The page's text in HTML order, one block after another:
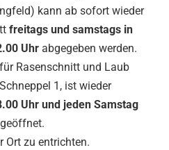
kann ab sofort wieder
freitags und samstags in
Uhr abgegeben werden.
Rasenschnitt und Laub
1, ist wieder
Uhr und jeden Samstag
geöffnet.
Ort zu entrichten.